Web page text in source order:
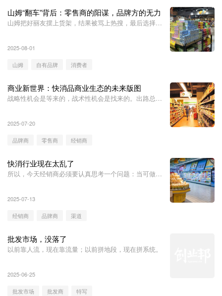
山姆“翻车”背后：零售商的阳谋，品牌方的无力
山姆把好丽友摆上货架，结果被骂上热搜，最后选择下
2025-08-01
山姆 自有品牌 消费者
商业新世界：快消品商业生态的未来版图
战略性机会是等来的，战术性机会是找来的。出路总是
2025-07-20
品牌商 零售商 经销商
快消行业现在太乱了
所以，今天经销商必须要认真思考一个问题：当可做的
2025-07-13
经销商 品牌商 渠道
批发市场，没落了
以前靠人流，现在靠流量；以前拼地段，现在拼系统。
2025-06-25
批发市场 批发商 特写